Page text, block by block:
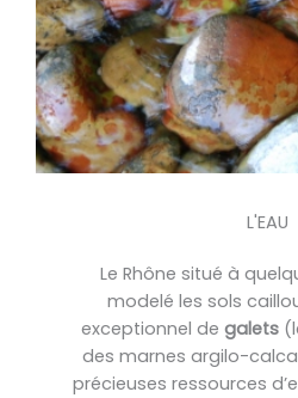
L'EAU
Le Rhône situé à
modelé les sols
exceptionnel de galets
des marnes argilo-
précieuses ressources